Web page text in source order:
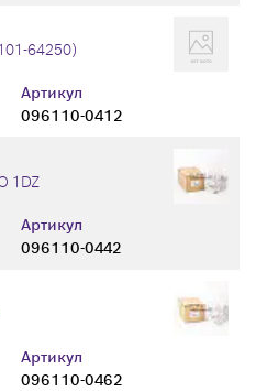
Артикул
096110-0412
64250)
Артикул
096110-0442
1DZ
Артикул
096110-0462